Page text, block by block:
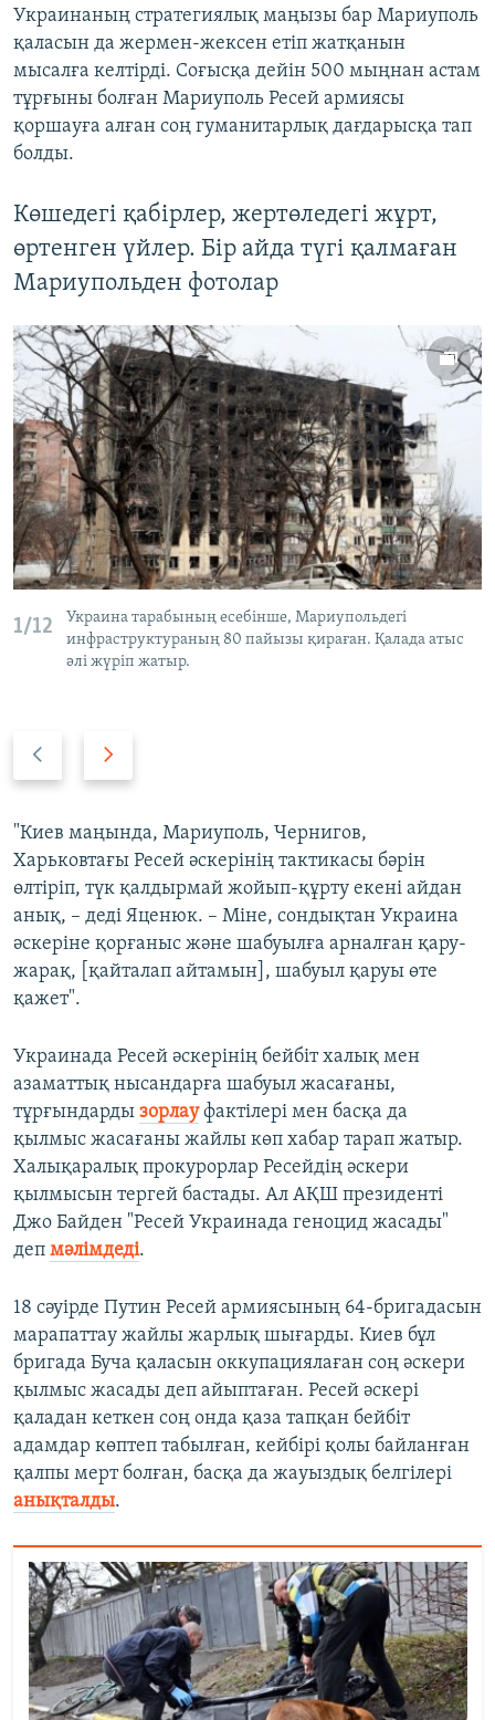
Украинаның стратегиялық маңызы бар Мариуполь
қаласын да жермен-жексен етіп жатқанын
мысалға келтірді. Соғысқа дейін 500 мыңнан астам
тұрғыны болған Мариуполь Ресей армиясы
қоршауға алған соң гуманитарлық дағдарысқа тап
болды.
Көшедегі қабірлер, жертөледегі жұрт,
өртенген үйлер. Бір айда түгі қалмаған
Мариупольден фотолар
1/12
Украина тарабының есебінше, Мариупольдегі
инфраструктураның 80 пайызы қираған. Қалада атыс
әлі жүріп жатыр.
v
i
o
u
s
s
l
d
e
t
s
l
i
d
e
"Киев маңында, Мариуполь, Чернигов,
Харьковтағы Ресей әскерінің тактикасы бәрін
өлтіріп, түк қалдырмай жойып-құрту екені айдан
анық, – деді Яценюк. – Міне, сондықтан Украина
әскеріне қорғаныс және шабуылға арналған қару-
жарақ, [қайталап айтамын], шабуыл қаруы өте
қажет".
Украинада Ресей әскерінің бейбіт халық мен
азаматтық нысандарға шабуыл жасағаны,
тұрғындарды зорлауфактілері мен басқа да
қылмыс жасағаны жайлы көп хабар тарап жатыр.
Халықаралық прокурорлар Ресейдің әскери
қылмысын тергей бастады. Ал АҚШ президенті
Джо Байден "Ресей Украинада геноцид жасады"
деп мәлімдеді.
18 сәуірде Путин Ресей армиясының 64-бригадасын
марапаттау жайлы жарлық шығарды. Киев бұл
бригада Буча қаласын оккупациялаған соң әскери
қылмыс жасады деп айыптаған. Ресей әскері
қаладан кеткен соң онда қаза тапқан бейбіт
адамдар көптеп табылған, кейбірі қолы байланған
қалпы мерт болған, басқа да жауыздық белгілері
анықталды.